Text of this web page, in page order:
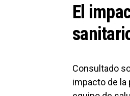
El
Consultado
impacto de la